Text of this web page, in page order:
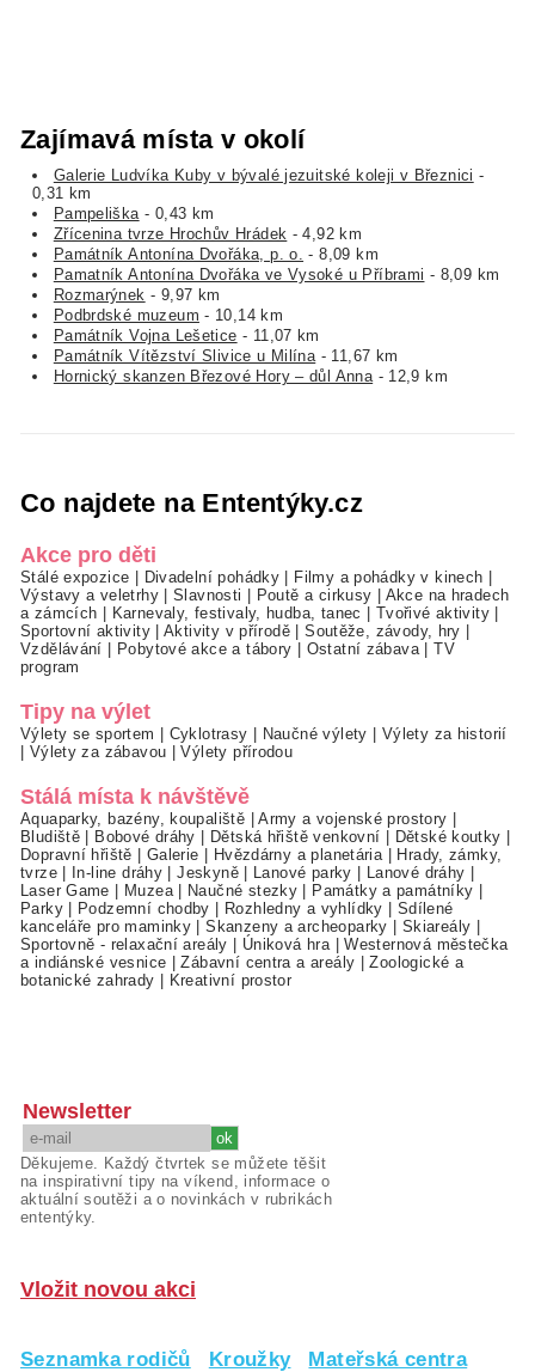
Zajímavá místa v okolí
Galerie Ludvíka Kuby v bývalé jezuitské koleji v Březnici -
0,31 km
Pampeliška- 0,43 km
Zřícenina tvrze Hrochův Hrádek - 4,92 km
Památník Antonína Dvořáka, p. o. - 8,09 km
Pamatník Antonína Dvořáka ve Vysoké u Příbrami - 8,09 km
Rozmarýnek - 9,97 km
Podbrdské muzeum - 10,14 km
Památník Vojna Lešetice - 11,07 km
Památník Vítězství Slivice u Milína- 11,67 km
Hornický skanzen Březové Hory – důl Anna- 12,9 km
Co najdete na Ententýky.cz
Akce pro děti
Stálé expozice | Divadelní pohádky | Filmy a pohádky v kinech |
Výstavy a veletrhy|Slavnosti | Poutě a cirkusy | Akce na hradech
a zámcích | Karnevaly, festivaly, hudba, tanec | Tvořivé aktivity |
Sportovní aktivity|Aktivity v přírodě |Soutěže, závody, hry |
Vzdělávání | Pobytové akce a tábory | Ostatní zábava |TV
program
Tipy na výlet
Výlety se sportem | Cyklotrasy | Naučné výlety | Výlety za historií
| Výlety za zábavou |Výlety přírodou
Stálá místa k návštěvě
Aquaparky, bazény, koupaliště |Army a vojenské prostory |
Bludiště | Bobové dráhy | Dětská hřiště venkovní | Dětské koutky |
Dopravní hřiště | Galerie | Hvězdárny a planetária | Hrady, zámky,
tvrze| In-line dráhy |Jeskyně| Lanové parky | Lanové dráhy |
Laser Game | Muzea| Naučné stezky | Památky a památníky |
Parky| Podzemní chodby | Rozhledny a vyhlídky | Sdílené
kanceláře pro maminky |Skanzeny a archeoparky | Skiareály |
Sportovně - relaxační areály | Úniková hra |Westernová městečka
a indiánské vesnice |Zábavní centra a areály |Zoologické a
botanické zahrady | Kreativní prostor
Newsletter
Děkujeme. Každý čtvrtek se můžete těšit
na inspirativní tipy na víkend, informace o
aktuální soutěži a o novinkách v rubrikách
ententýky.
Vložit novou akci
Seznamka rodičů Kroužky
Mateřská centra